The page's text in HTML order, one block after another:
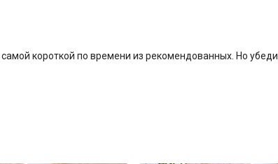
короткой по времени из рекомендованных. Но